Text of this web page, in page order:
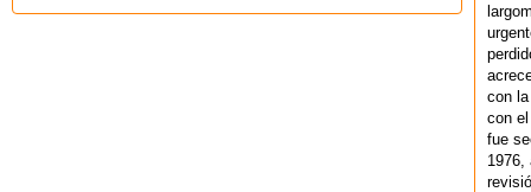
con
con
fue
1976,